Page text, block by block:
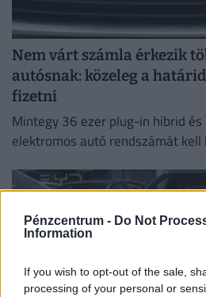
Pénzcentrum - Do Not
Information
If you wish to opt-out of the sale,
processing of your personal or
Nem várt számla érkezik
autósnak: közeleg a
fizetni
Mintegy 36 ezer plug-in hibrid
elektromos autó rendszámát